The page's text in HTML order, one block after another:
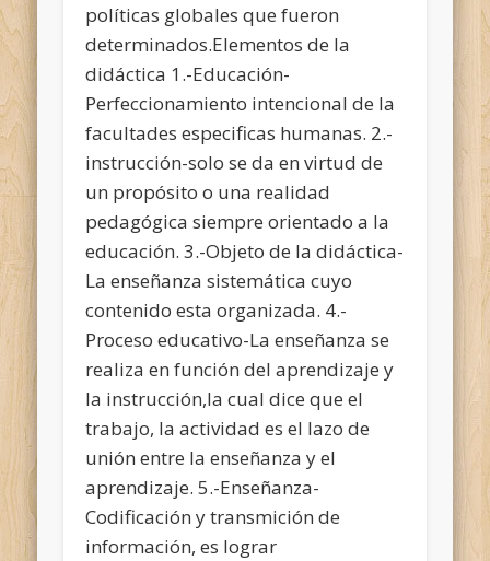
políticas globales que fueron
determinados.Elementos de la
didáctica 1.-Educación-
Perfeccionamiento intencional de la
facultades especificas humanas. 2.-
instrucción-solo se da en virtud de
un propósito o una realidad
pedagógica siempre orientado a la
educación. 3.-Objeto de la didáctica-
La enseñanza sistemática cuyo
contenido esta organizada. 4.-
Proceso educativo-La enseñanza se
realiza en función del aprendizaje y
la instrucción,la cual dice que el
trabajo, la actividad es el lazo de
unión entre la enseñanza y el
aprendizaje. 5.-Enseñanza-
Codificación y transmición de
información, es lograr